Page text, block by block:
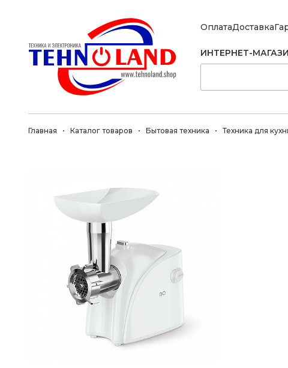
ОплатаДоставка
ИНТЕРНЕТ-
Главная Каталог товаров Бытовая техника Техника для